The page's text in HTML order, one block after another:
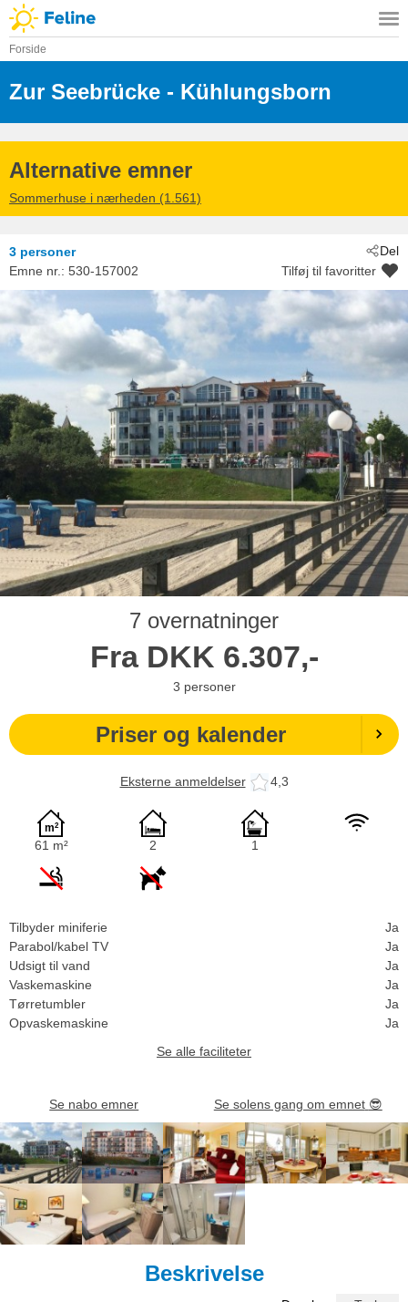
Forside
Zur Seebrücke
- 18225
- Kühlungsborn
Alternative emner
Sommerhuse i nærheden (1.561)
Del
3 personer
Emne nr.: 530-157002 Tilføj til favoritter
7 overnatninger
Fra DKK 6.307,-
3 personer
Priser og kalender
Eksterne anmeldelser 4,3
61 m² 2 1
Tilbyder miniferie
Ja
Parabol/kabel TV
Ja
Udsigt til vand
Ja
Vaskemaskine
Ja
Tørretumbler
Ja
Opvaskemaskine
Ja
Se alle faciliteter
Se nabo emner Se solens gang om emnet 😎
Beskrivelse